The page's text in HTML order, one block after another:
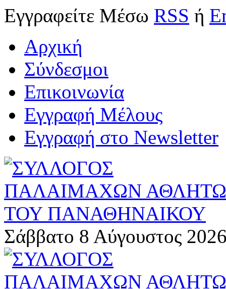
Εγγραφείτε Μέσω RSS ή
Αρχική
Σύνδεσμοι
Επικοινωνία
Εγγραφή Μέλους
Εγγραφή στο Newsletter
Σάββατο 8 Αύγουστος